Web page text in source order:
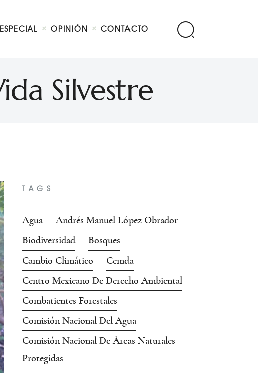
ESPECIAL OPINIÓN CONTACTO
Silvestre
TAGS
Agua
Andrés Manuel López Obrador
Biodiversidad
Bosques
Cambio Climático
Cemda
Centro Mexicano De Derecho Ambiental
Combatientes Forestales
Comisión Nacional Del Agua
Comisión Nacional De Áreas Naturales
Protegidas